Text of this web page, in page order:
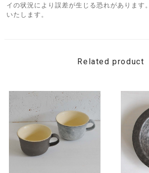
イの状況により誤差が生じる恐れがあります
いたします。
Related product